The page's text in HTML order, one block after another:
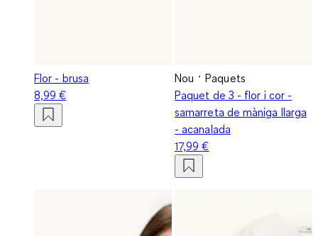
Flor - brusa
8,99 €
Nou
Paquets
Paquet de 3 - flor i cor -
samarreta de màniga llarga
- acanalada
17,99 €